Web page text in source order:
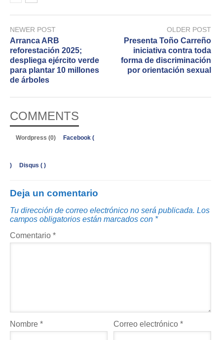
NEWER POST
Arranca ARB
reforestación 2025;
despliega ejército verde
para plantar 10 millones
de árboles
OLDER POST
Presenta Toño Carreño
iniciativa contra toda
forma de discriminación
por orientación sexual
COMMENTS
Wordpress (0) Facebook (
) Disqus ( )
Deja un comentario
Tu dirección de correo electrónico no será publicada. Los
campos obligatorios están marcados con *
Comentario *
Nombre * Correo electrónico*